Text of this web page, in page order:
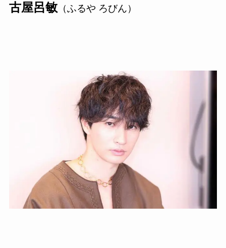
古屋呂敏（ふるや ろびん）